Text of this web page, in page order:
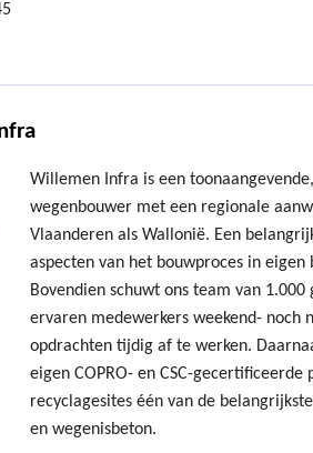
Willemen Infra is een
wegenbouwer met een regionale
Vlaanderen als Wallonië. Een
aspecten van het bouwproces in eigen
Bovendien schuwt ons team van 1.000
ervaren medewerkers weekend- noch
opdrachten tijdig af te werken.
eigen COPRO- en CSC-gecertificeerde
recyclagesites één van de
en wegenisbeton.